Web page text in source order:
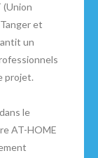
(Union
et
un
projet.
le
AT-HOME